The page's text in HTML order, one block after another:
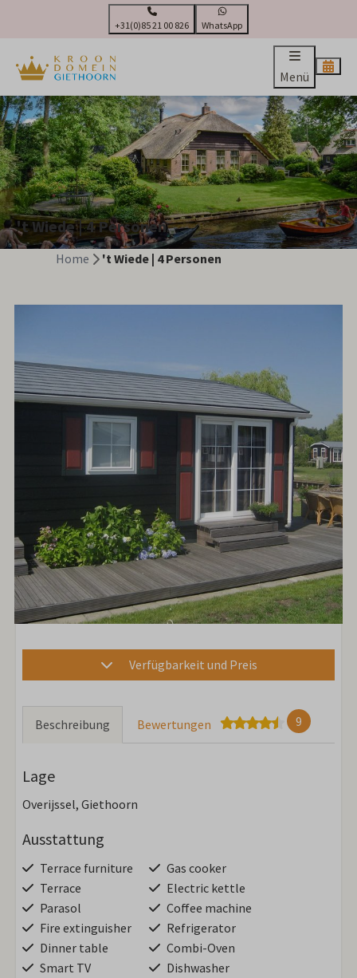
+31(0)85 21 00 826 WhatsApp
Menü
't Wiede | 4 Personen
Home 't Wiede | 4 Personen
Verfügbarkeit und Preis
Beschreibung Bewertungen 9
Lage
Overijssel, Giethoorn
Ausstattung
Terrace furniture
Terrace
Parasol
Fire extinguisher
Dinner table
Smart TV
Gas cooker
Electric kettle
Coffee machine
Refrigerator
Combi-Oven
Dishwasher